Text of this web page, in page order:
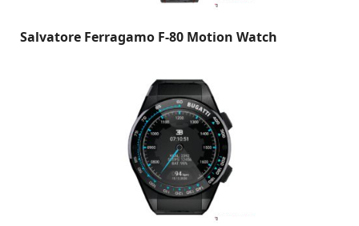
Salvatore Ferragamo F-80 Motion Watch